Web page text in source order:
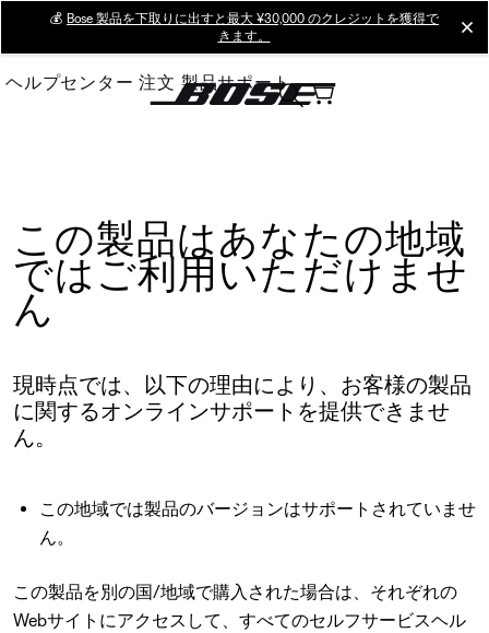
Main
💰 Bose 製品を下取りに出すと最大 ¥30,000 のクレジットを獲得で
きます。
ヘルプセンター 注文 製品サポート
この製品はあなたの地域
ではご利用いただけませ
ん
現時点では、以下の理由により、お客様の製品
に関するオンラインサポートを提供できませ
ん。
この地域では製品のバージョンはサポートされていませ
ん。
この製品を別の国/地域で購入された場合は、それぞれの
Webサイトにアクセスして、すべてのセルフサービスヘル